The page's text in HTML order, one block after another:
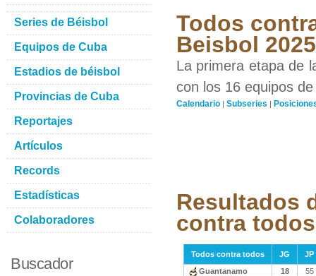
Todos
Beisbol
La primera etapa de
con los 16 equipos
Calendario | Subseries |
Resultados
contra todos
Todos contra todos JG
JP
Guantanamo
18 55
Series de Béisbol
Equipos de Cuba
Estadios de béisbol
Provincias de Cuba
Reportajes
Artículos
Records
Estadísticas
Colaboradores
Buscador